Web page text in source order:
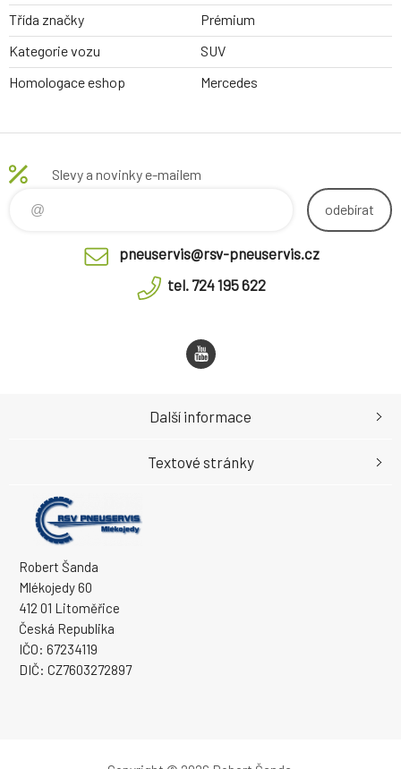
Třída značky
Prémium
Kategorie vozu
SUV
Homologace eshop
Mercedes
Slevy a novinky e-mailem
odebírat
pneuservis@rsv-pneuservis.cz
tel. 724 195 622
Robert Šanda
Mlékojedy 60
412 01 Litoměřice
Česká Republika
IČO: 67234119
DIČ: CZ7603272897
Další informace
Textové stránky